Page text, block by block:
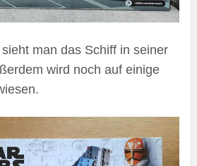
man das Schiff in seiner
wird noch auf einige